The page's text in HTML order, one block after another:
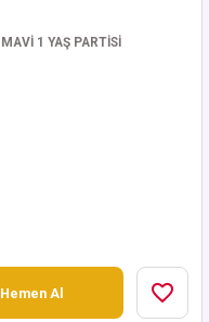
MAVİ 1 YAŞ PARTİSİ
Hemen Al